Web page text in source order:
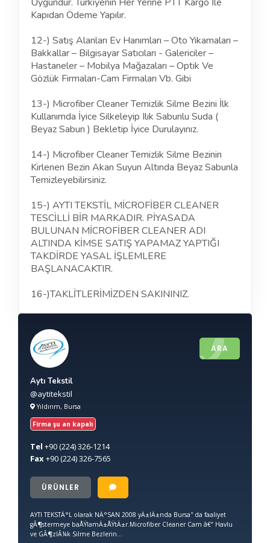
Kapıdan Ödeme Yapılır.
12-) Satış Alanları Ev Hanımları – Oto Yıkamaları –
Bakkallar – Bilgisayar Satıcıları - Galericiler –
Hastaneler – Mobilya Mağazaları – Optik Ve
Gözlük Firmaları-Cam Firmaları Vb. Gibi
13-) Microfiber Cleaner Temizlik Silme Bezini İlk
Kullanımda İyice Silkeleyip Ilık Sabunlu Suda (
Beyaz Sabun ) Bekletip İyice Durulayınız.
14-) Microfiber Cleaner Temizlik Silme Bezinin
Kirlenen Bezin Akan Suyun Altında Beyaz Sabunla
Temizleyebilirsiniz.
15-) AYTI TEKSTİL MİCROFİBER CLEANER
TESCİLLİ BİR MARKADIR. PİYASADA
BULUNAN MİCROFİBER CLEANER ADI
ALTINDA KİMSE SATIŞ YAPAMAZ YAPTIĞI
TAKDİRDE YASAL İŞLEMLERE
BAŞLANACAKTIR.
16-)TAKLİTLERİMİZDEN SAKININIZ.
ARA
Aytı Tekstil
@aytitekstil
Yıldırım, Bursa
Firma şu an kapalı
Tel +90(224) 326-1214
Fax+90(224) 326-7565
ÜRÜNLER
AYTI TEKSTÄ°L olarak NÄ°SAN 2008 yÄ±lÄ±nda Bursa'' da faaliyet
gÃ¶stermeye baÅŸlamÄ±ÅŸtÄ±r.Microfiber Cleaner Cam â€“ Havlu
ve GÃ¶zlÃ¼k Silme Bezlerin...